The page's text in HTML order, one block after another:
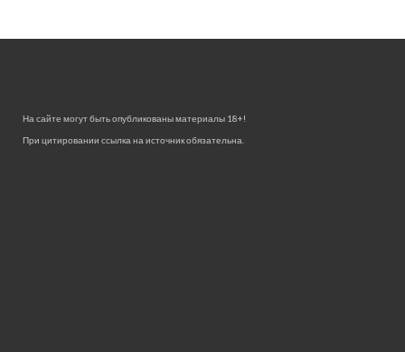
На сайте могут быть опубликованы материалы 18+!
При цитировании ссылка на источник обязательна.